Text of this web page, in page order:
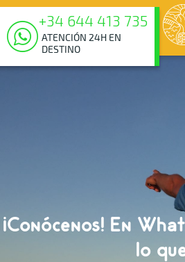
+34 644 413 735
ATENCIÓN 24H EN
DESTINO
¡Conócenos! En
lo